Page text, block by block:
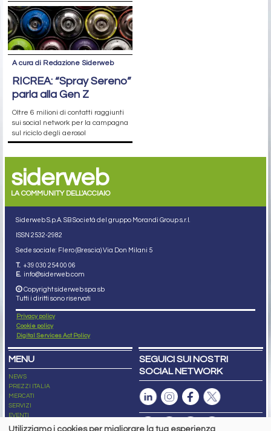
A cura di Redazione Siderweb
RICREA: “Spray Sereno”
parla alla Gen Z
Oltre 6 milioni di contatti raggiunti
sui social network per la campagna
sul riciclo degli aerosol
siderweb
LA COMMUNITY DELL'ACCIAIO
Siderweb S.p.A. SB Società del gruppo Morandi Group s.r.l.
ISSN 2532-2982
Sede sociale: Flero (Brescia) Via Don Milani 5
T. +39 030 254 00 06
E. info@siderweb.com
Copyright siderweb spa sb
Tutti i diritti sono riservati
Privacy policy
Cookie policy
Digital Services Act Policy
MENU
NEWS
PREZZI ITALIA
MERCATI
SERVIZI
EVENTI
ABBONAMENTI
SEGUICI SUI NOSTRI
SOCIAL NETWORK
Utilizziamo i cookies per migliorare la tua esperienza